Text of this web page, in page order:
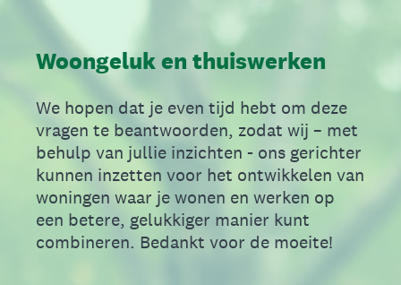
Woongeluk en thuiswerken
We hopen dat je even tijd hebt om deze
vragen te beantwoorden, zodat wij – met
behulp van jullie inzichten - ons gerichter
kunnen inzetten voor het ontwikkelen van
woningen waar je wonen en werken op
een betere, gelukkiger manier kunt
combineren. Bedankt voor de moeite!